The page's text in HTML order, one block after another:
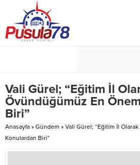
Vali Gürel; “Eğitim İl
Övündüğümüz En
Biri”
Anasayfa » Gündem » Vali Gürel; “Eğitim İl
Konulardan Biri”